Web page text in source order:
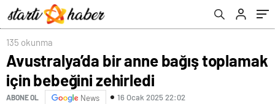
135 okunma
Avustralya’da bir anne bağış toplamak
için bebeğini zehirledi
ABONE OL News 16 Ocak 2025 22:02